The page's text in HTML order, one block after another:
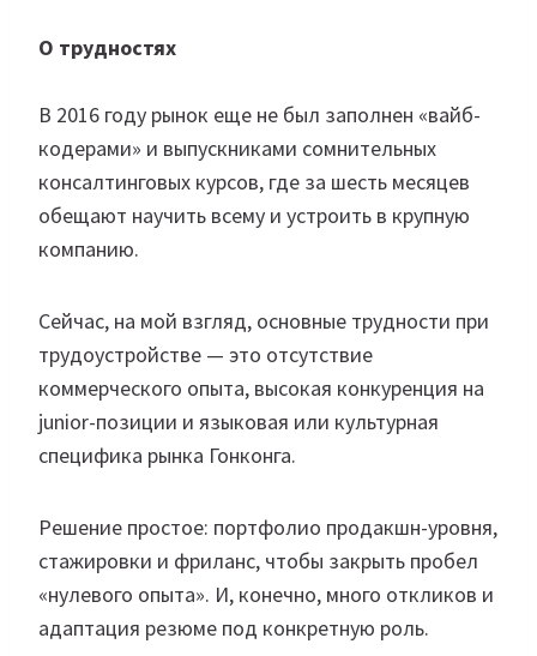
О трудностях
В 2016 году рынок еще не был заполнен «вайб-
кодерами» и выпускниками сомнительных
консалтинговых курсов, где за шесть месяцев
обещают научить всему и устроить в крупную
компанию.
Сейчас, на мой взгляд, основные трудности при
трудоустройстве — это отсутствие
коммерческого опыта, высокая конкуренция на
junior-позиции и языковая или культурная
специфика рынка Гонконга.
Решение простое: портфолио продакшн-уровня,
стажировки и фриланс, чтобы закрыть пробел
«нулевого опыта». И, конечно, много откликов и
адаптация резюме под конкретную роль.